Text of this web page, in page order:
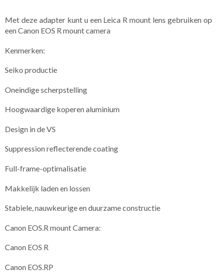
Met deze adapter kunt u een Leica R mount lens gebruiken op
een Canon EOS R mount camera
​Kenmerken:
Seiko productie
Oneindige scherpstelling
Hoogwaardige koperen aluminium
Design in de VS
Suppression reflecterende coating
Full-frame-optimalisatie
Makkelijk laden en lossen
Stabiele, nauwkeurige en duurzame constructie
Canon EOS.R mount Camera:
Canon EOS R
Canon EOS.RP